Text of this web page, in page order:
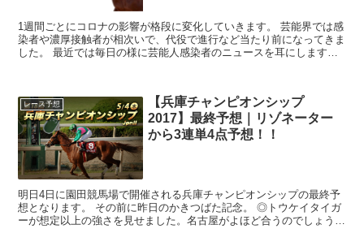
1週間ごとにコロナの影響が格段に変化していきます。 芸能界では感
染者や濃厚接触者が相次いで、代役で進行など当たり前になってきま
した。 最近では毎日の様に芸能人感染者のニュースを耳にします。
レース予想
【兵庫チャンピオンシップ
2017】最終予想｜リゾネーター
から3連単4点予想！！
明日4日に園田競馬場で開催される兵庫チャンピオンシップの最終予
想となります。 その前に昨日のかきつばた記念。 ◎トウケイタイガ
ーが想定以上の強さを見せました。名古屋がよほど合うのでしょう。